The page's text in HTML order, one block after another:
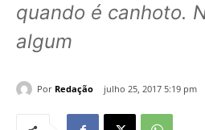
quando é canhoto.
algum
Por Redação julho 25, 2017 5:19 pm